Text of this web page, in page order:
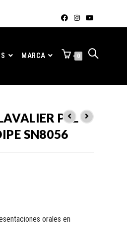
MARCA 0
P2L
SN8056
orales en